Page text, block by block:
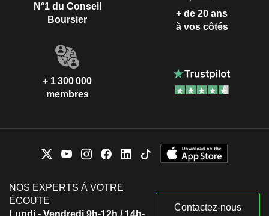
N°1 du Conseil
Boursier
+ de 20 ans
à vos côtés
+ 1 300 000
membres
NOS EXPERTS À VOTRE
ÉCOUTE
Lundi - Vendredi 9h-12h / 14h-
Contactez-nous